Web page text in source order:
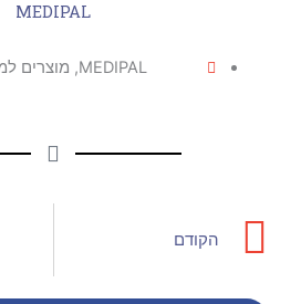
MEDIPAL
MEDIPAL
, מוצרים
Prev
הקודם